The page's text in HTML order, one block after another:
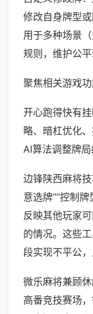
修改自身牌型
用于多种场景
规则，维护公平
聚焦相关游戏功
开心跑得快有
略、暗杠优化
AI算法调整牌局
边锋陕西麻将
意选牌”“控制
反映其他玩家
的情况。这些
段实现不平公，
微乐麻将兼顾
高番竞技赛场